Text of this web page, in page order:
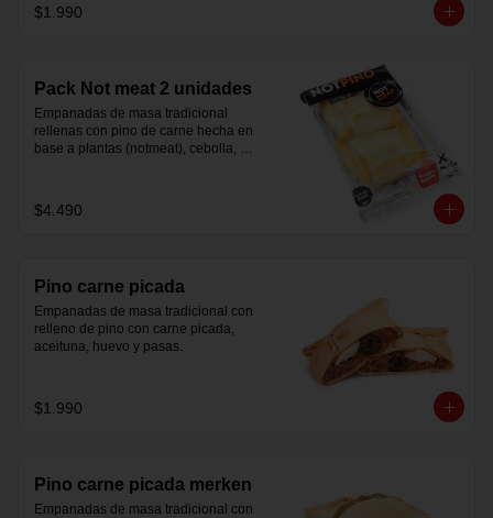
$1.990
Pack Not meat 2 unidades
Empanadas de masa tradicional
rellenas con pino de carne hecha en
base a plantas (notmeat), cebolla,
$4.490
Pino carne picada
Empanadas de masa tradicional con
relleno de pino con carne picada,
aceituna, huevo y pasas.
$1.990
Pino carne picada merken
Empanadas de masa tradicional con